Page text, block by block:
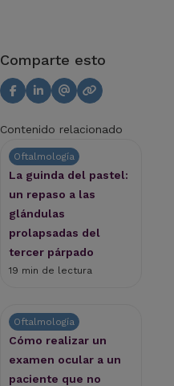
Comparte esto
Contenido relacionado
Oftalmología
La guinda del pastel:
un repaso a las
glándulas
prolapsadas del
tercer párpado
19 min de lectura
Oftalmología
Cómo realizar un
examen ocular a un
paciente que no